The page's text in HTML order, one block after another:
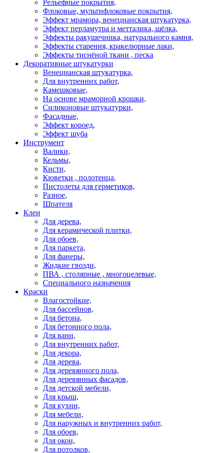
Рельефные покрытия,
Флоковые, мультифлоковые покрытия,
Эффект мрамора, венецианская штукатурка,
Эффект перламутра и метталика, шёлка,
Эффекты ракушечника, натурального камня,
Эффекты старения, кракелюрные лаки,
Эффекты тиснёной ткани , песка
Декоративные штукатурки
Венецианская штукатурка,
Для внутренних работ,
Камешковые,
На основе мраморной крошки,
Силиконовые штукатурки,
Фасадные,
Эффект короед,
Эффект шуба
Инструмент
Валики,
Кельмы,
Кисти,
Кюветки , полотенца,
Пистолеты для герметиков,
Разное,
Шпателя
Клеи
Для дерева,
Для керамической плитки,
Для обоев,
Для паркета,
Для фанеры,
Жидкие гвозди,
ПВА , столярные , многоцелевые,
Специального назначения
Краски
Влагостойкие,
Для бассейнов,
Для бетона,
Для бетонного пола,
Для ванн,
Для внутренних работ,
Для декора,
Для дерева,
Для деревянного пола,
Для деревянных фасадов,
Для детской мебели,
Для крыш,
Для кухни,
Для мебели,
Для наружных и внутренних работ,
Для обоев,
Для окон,
Для потолков,